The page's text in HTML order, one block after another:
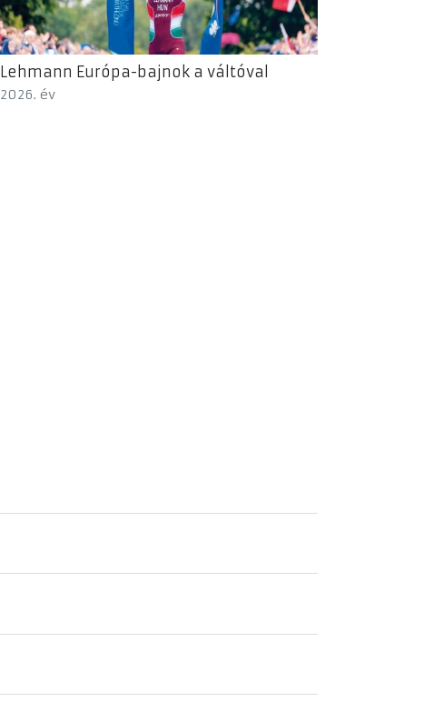
Lehmann Európa-bajnok a váltóval
2026. év